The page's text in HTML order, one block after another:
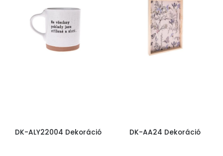
DK-ALY22004 Dekoráció DK-AA24 Dekoráció